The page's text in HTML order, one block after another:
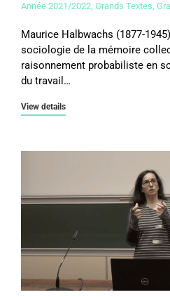
Année 2021/2022, Grands Textes,
Maurice Halbwachs (1877-
sociologie de la mémoire
raisonnement probabiliste en
du travail…
View details